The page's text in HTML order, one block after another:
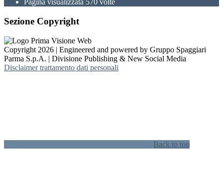
Pagina visualizzata 570 volte
Sezione Copyright
Copyright 2026 | Engineered and powered by Gruppo Spaggiari
Parma S.p.A. | Divisione Publishing & New Social Media
Disclaimer trattamento dati personali
Back to top